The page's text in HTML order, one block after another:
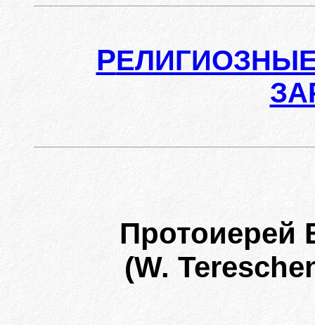
Р
Протоиерей
(W.